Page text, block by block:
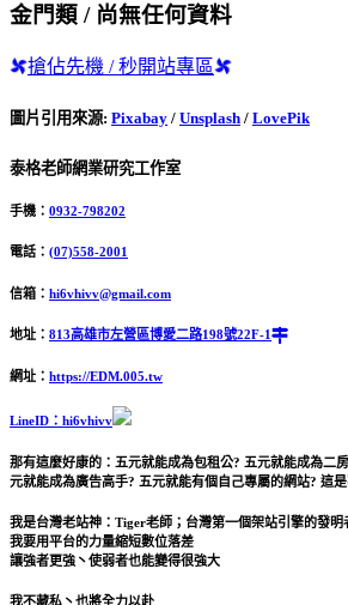
金門類 / 尚無任何資料
搶佔先機 / 秒開站專區
圖片引用來源: Pixabay / Unsplash / LovePik
泰格老師網業研究工作室
手機： 0932-798202
電話： (07)558-2001
信箱： hi6vhivv@gmail.com
地址： 813高雄市左營區博愛二路198號22F-1
網址： https://EDM.005.tw
LineID：hi6vhivv
那有這麼好康的：五元就能成為包租公? 五元就能成為二
元就能成為廣告高手? 五元就能有個自己專屬的網站? 這
我是台灣老站神：Tiger老師；台灣第一個架站引擎的發明
我要用平台的力量縮短數位落差
讓強者更強丶使弱者也能變得很強大
我不藏私丶也將全力以赴